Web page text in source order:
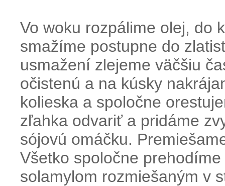
Vo woku rozpálime olej, do
smažíme postupne do
usmažení zlejeme väčšiu
očistenú a na kúsky
kolieska a spoločne
zľahka odvariť a pridáme
sójovú omáčku.
Všetko spoločne
solamylom rozmiešaným v